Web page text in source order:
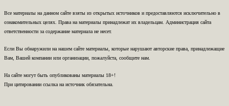
Все материалы на данном сайте взяты из открытых источников и предоставляются исключительно в
ознакомительных целях. Права на материалы принадлежат их владельцам. Администрация сайта
ответственности за содержание материала не несет.
Если Вы обнаружили на нашем сайте материалы, которые нарушают авторские права, принадлежащие
Вам, Вашей компании или организации, пожалуйста, сообщите нам.
На сайте могут быть опубликованы материалы 18+!
При цитировании ссылка на источник обязательна.